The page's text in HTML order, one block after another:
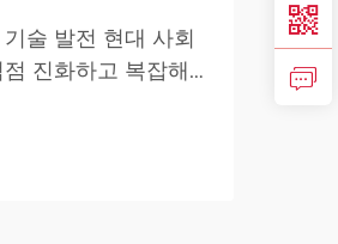
술 발전 현대 사회
진화하고 복잡해
근 방식을 혁신적
가?
현